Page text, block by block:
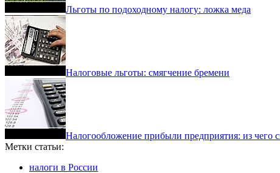
Льготы по подоходному налогу: ложка меда
Налоговые льготы: смягчение бремени
Налогообложение прибыли предприятия: из чего
Метки статьи:
налоги в России